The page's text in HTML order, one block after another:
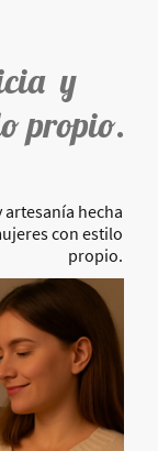
y
propio.
hecha
con estilo
propio.